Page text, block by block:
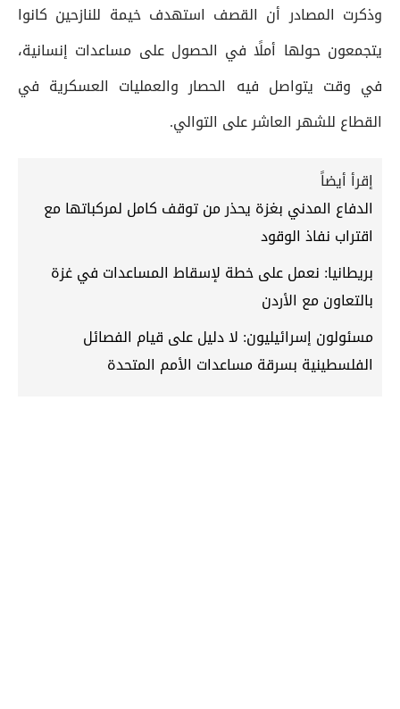
وذكرت المصادر أن القصف استهدف خيمة للنازحين كانوا
يتجمعون حولها أملًا في الحصول على مساعدات إنسانية،
في وقت يتواصل فيه الحصار والعمليات العسكرية في
القطاع للشهر العاشر على التوالي.
إقرأ أيضاً
الدفاع المدني بغزة يحذر من توقف كامل لمركباتها مع
اقتراب نفاذ الوقود
بريطانيا: نعمل على خطة لإسقاط المساعدات في غزة
بالتعاون مع الأردن
مسئولون إسرائيليون: لا دليل على قيام الفصائل
الفلسطينية بسرقة مساعدات الأمم المتحدة